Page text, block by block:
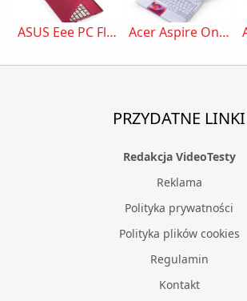
ASUS Eee PC Flare Acer Aspire One D270
PRZYDATNE LINKI
Redakcja VideoTesty
Reklama
Polityka prywatności
Polityka plików cookies
Regulamin
Kontakt